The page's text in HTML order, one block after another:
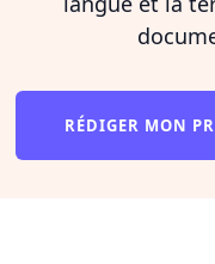
RÉDIGER MON